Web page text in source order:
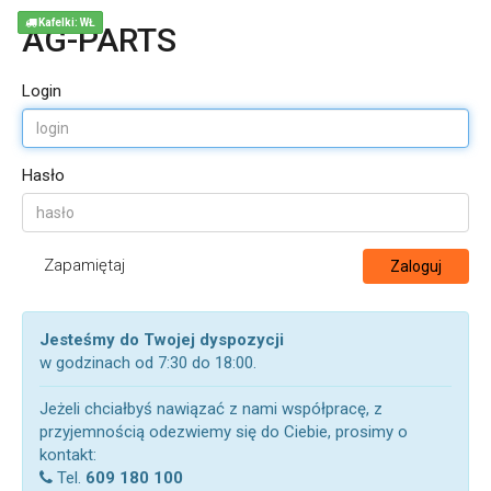
AG-PARTS
Login
Hasło
Zapamiętaj Zaloguj
Jesteśmy do Twojej dyspozycji
w godzinach od 7:30 do 18:00.
Jeżeli chciałbyś nawiązać z nami współpracę, z
przyjemnością odezwiemy się do Ciebie, prosimy o
kontakt:
Tel. 609 180 100
Kafelki: WŁ